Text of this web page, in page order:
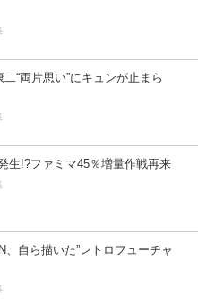
“両片思い”にキュンが止まら
生!?ファミマ45％増量作戦再来
自ら描いた”レトロフューチャ